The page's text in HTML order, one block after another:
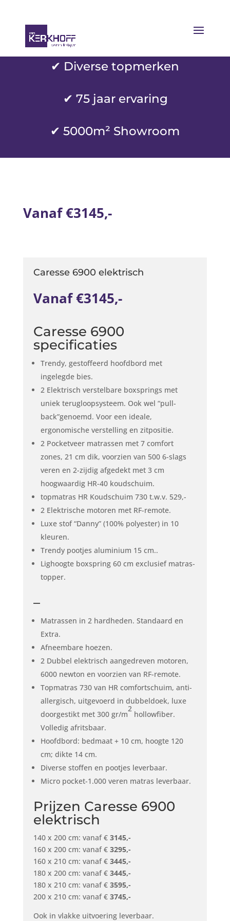
✔ Diverse topmerken
✔ 75 jaar ervaring
✔ 5000m² Showroom
Vanaf €3145,-
Caresse 6900 elektrisch
Vanaf €3145,-
Caresse 6900
specificaties
Trendy, gestoffeerd hoofdbord met
ingelegde bies.
2 Elektrisch verstelbare boxsprings met
uniek terugloopsysteem. Ook wel “pull-
back”genoemd. Voor een ideale,
ergonomische verstelling en zitpositie.
2 Pocketveer matrassen met 7 comfort
zones, 21 cm dik, voorzien van 500 6-slags
veren en 2-zijdig afgedekt met 3 cm
hoogwaardig HR-40 koudschuim.
topmatras HR Koudschuim 730 t.w.v. 529,-
2 Elektrische motoren met RF-remote.
Luxe stof “Danny” (100% polyester) in 10
kleuren.
Trendy pootjes aluminium 15 cm..
Lighoogte boxspring 60 cm exclusief matras-
topper.
–
Matrassen in 2 hardheden. Standaard en
Extra.
Afneembare hoezen.
2 Dubbel elektrisch aangedreven motoren,
6000 newton en voorzien van RF-remote.
Topmatras 730 van HR comfortschuim, anti-
allergisch, uitgevoerd in dubbeldoek, luxe
doorgestikt met 300 gr/m
2
hollowfiber.
Volledig afritsbaar.
Hoofdbord: bedmaat + 10 cm, hoogte 120
cm; dikte 14 cm.
Diverse stoffen en pootjes leverbaar.
Micro pocket-1.000 veren matras leverbaar.
Prijzen Caresse 6900
elektrisch
140 x 200 cm: vanaf € 3145,-
160 x 200 cm: vanaf € 3295,-
160 x 210 cm: vanaf € 3445,-
180 x 200 cm: vanaf € 3445,-
180 x 210 cm: vanaf € 3595,-
200 x 210 cm: vanaf € 3745,-
Ook in vlakke uitvoering leverbaar.